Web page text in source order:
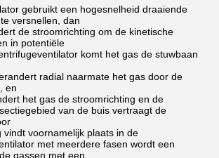
gebruikt een hogesnelheid draaiende
versnellen, dan
de stroomrichting om de kinetische
in potentiële
komt het gas de stuwbaan
radial naarmate het gas door de
en
het gas de stroomrichting en de
van de buis vertraagt de
vindt voornamelijk plaats in de
met meerdere fasen wordt een
gassen met een